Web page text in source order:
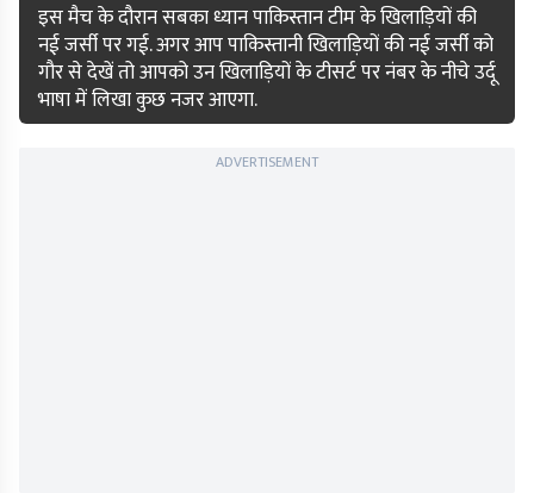
इस मैच के दौरान सबका ध्यान पाकिस्तान टीम के खिलाड़ियों की
नई जर्सी पर गई. अगर आप पाकिस्तानी खिलाड़ियों की नई जर्सी को
गौर से देखें तो आपको उन खिलाड़ियों के टीसर्ट पर नंबर के नीचे उर्दू
भाषा में लिखा कुछ नजर आएगा.
ADVERTISEMENT